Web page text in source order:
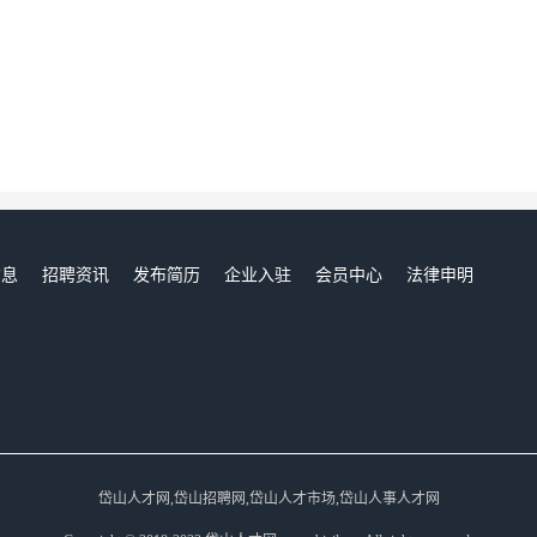
招聘资讯 发布简历 企业入驻 会员中心
法律申明
岱山人才网,岱山招聘网,岱山人才市场,岱山人事人才网